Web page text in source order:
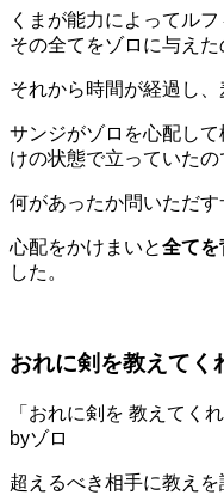
くまが能力によってル
その全てをゾロに与えた
それから時間が経過し、
サンジがゾロを心配し
けの状態で立っていたの
何があったか問いただす
心配をかけまいと全てを
した。
おれに剣を教えてく
「おれに剣を 教えてくれ
byゾロ
超えるべき相手に教えを